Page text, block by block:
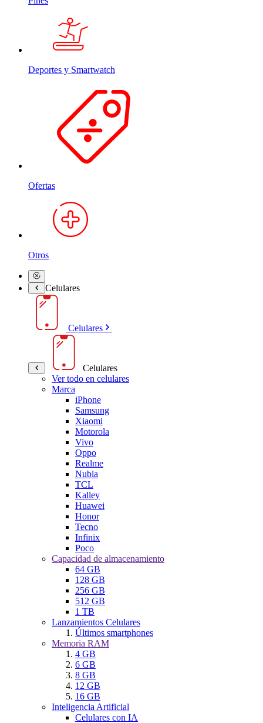
Deportes y Smartwatch
Ofertas
Otros
Celulares
Celulares
Celulares
Ver todo en celulares
Marca
iPhone
Samsung
Xiaomi
Motorola
Vivo
Oppo
Realme
Nubia
TCL
Kalley
Huawei
Honor
Tecno
Infinix
Poco
Capacidad de almacenamiento
64 GB
128 GB
256 GB
512 GB
1 TB
Lanzamientos Celulares
Últimos smartphones
Memoria RAM
4 GB
6 GB
8 GB
12 GB
16 GB
Inteligencia Artificial
Celulares con IA